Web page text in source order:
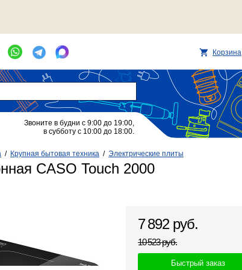
/ Крупная бытовая техника / Электрические плиты
CASO Touch 2000
7 892 руб.
10 523 руб.
Быстрый заказ
Корзина
Звоните в будни с 9:00 до 19:00,
в субботу с 10:00 до 18:00.